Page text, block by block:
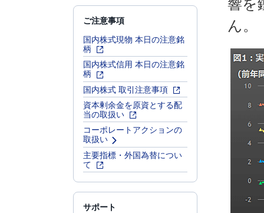
ご注意事項
国内株式現物 本日の注意銘
柄
国内株式信用 本日の注意銘
柄
国内株式 取引注意事項
資本剰余金を原資とする配
当の取扱い
コーポレートアクションの
取扱い
主要指標・外国為替につい
て
サポート
響を
ん。